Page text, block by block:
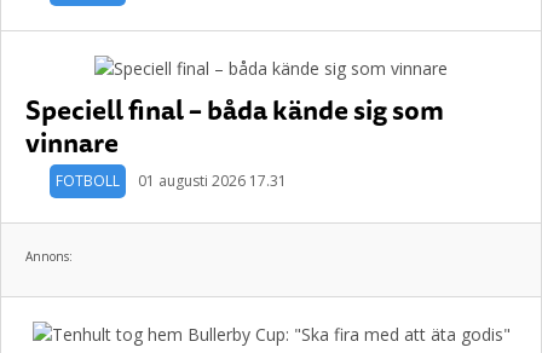
Speciell final – båda kände sig som
vinnare
FOTBOLL 01 augusti 2026 17.31
Annons: